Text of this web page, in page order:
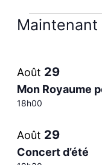
Maintenant
date
List
of
events
in
Août 29
Mon Royaume
18h00
Août 29
Concert d’été